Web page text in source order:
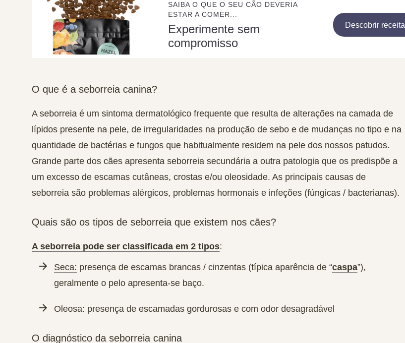
SAIBA O QUE O SEU CÃO DEVERIA
ESTAR A COMER...
Experimente sem
compromisso
Descobrir receita
O que é a seborreia canina?
A seborreia é um sintoma dermatológico frequente que resulta de alterações na camada de
lípidos presente na pele, de irregularidades na produção de sebo e de mudanças no tipo e na
quantidade de bactérias e fungos que habitualmente residem na pele dos nossos patudos.
Grande parte dos cães apresenta seborreia secundária a outra patologia que os predispõe a
um excesso de escamas cutâneas, crostas e/ou oleosidade. As principais causas de
seborreia são problemas alérgicos, problemas hormonais e infeções (fúngicas / bacterianas).
Quais são os tipos de seborreia que existem nos cães?
A seborreia pode ser classificada em 2 tipos:
Seca: presença de escamas brancas / cinzentas (típica aparência de “caspa”),
geralmente o pelo apresenta-se baço.
Oleosa: presença de escamadas gordurosas e com odor desagradável
O diagnóstico da seborreia canina